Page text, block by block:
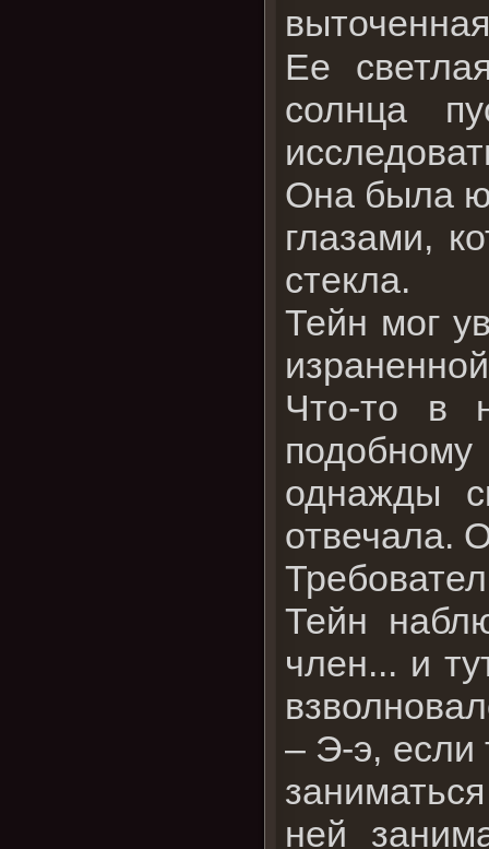
Ее
солнца
Она была
глазами,
стекла.
Тейн мог
Что-то в
однажды
отвечала.
Тейн
член... и
– Э-э, если
ней